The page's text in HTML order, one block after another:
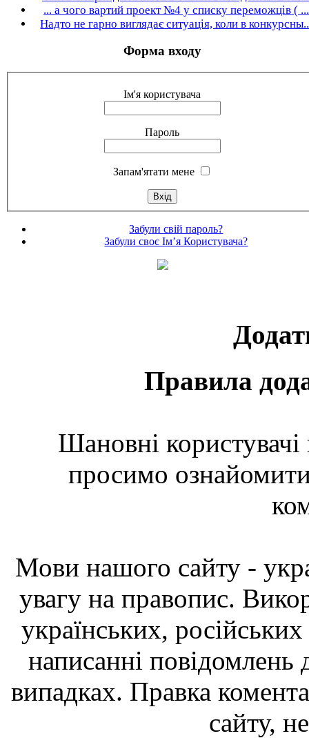
... а чого вартий проект №4 у списку переможців ( ...
Надто не гарно виглядає ситуація, коли в
Форма входу
Ім'я користувача
Пароль
Запам'ятати мене
Забули свій пароль?
Забули своє Ім’я Користувача?
Правила
Шановні
просимо
Мови нашого сайту -
увагу на правопис.
українських,
написанні повідомлень
випадках. Правка
сайту,